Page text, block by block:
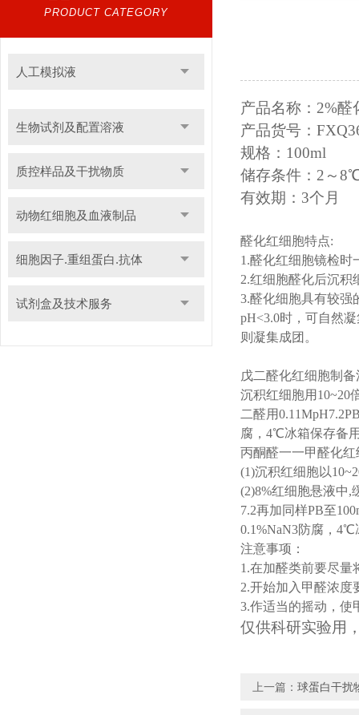
PRODUCT CATEGORY
人工模拟液
生物试剂及配置溶液
质控样品及干扰物质
动物红细胞及血液制品
细胞因子.重组蛋白.抗体
试剂盒及技术服务
产品名称： 2%醛
产品货号：
规格： 100ml
储存条件： 2～
有效期： 3个月
醛化红细胞特点:
1.醛化红细胞镜检时
2.红细胞醛化后沉积
3.醛化细胞具有较强
pH<3.0时，可自然
则凝集成团。
戊二醛化红细胞制备
沉积红细胞用 10~20
二醛用
腐， 4℃冰箱保存备
丙酮醛一一甲醛化红
(1)沉积红细胞以
(2)8%红细胞悬液中,
7.2再加同样PB至
0.1%NaN3防腐， 4℃
注意事项：
1.在加醛类前要尽量
2.开始加入甲醛浓度
3.作适当的摇动，使
仅供科研实验用
上一篇： 球蛋白干扰